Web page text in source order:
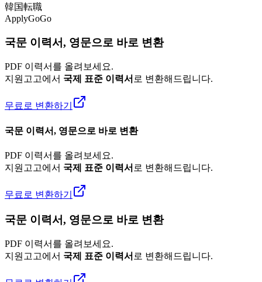
韓国転職
ApplyGoGo
국문 이력서, 영문으로 바로 변환
PDF 이력서를 올려보세요.
지원고고에서 국제 표준 이력서 로 변환해드립니다.
무료로 변환하기
국문 이력서, 영문으로 바로 변환
PDF 이력서를 올려보세요.
지원고고에서 국제 표준 이력서 로 변환해드립니다.
무료로 변환하기
국문 이력서, 영문으로 바로 변환
PDF 이력서를 올려보세요.
지원고고에서 국제 표준 이력서 로 변환해드립니다.